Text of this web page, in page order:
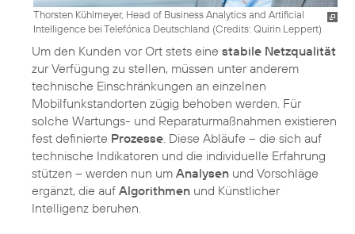
Thorsten Kühlmeyer, Head of Business Analytics and Artificial
Intelligence bei Telefónica Deutschland (Credits: Quirin Leppert)
Um den Kunden vor Ort stets eine stabile Netzqualität
zur Verfügung zu stellen, müssen unter anderem
technische Einschränkungen an einzelnen
Mobilfunkstandorten zügig behoben werden. Für
solche Wartungs- und Reparaturmaßnahmen existieren
fest definierte Prozesse. Diese Abläufe – die sich auf
technische Indikatoren und die individuelle Erfahrung
stützen – werden nun um Analysen und Vorschläge
ergänzt, die auf Algorithmen und Künstlicher
Intelligenz beruhen.